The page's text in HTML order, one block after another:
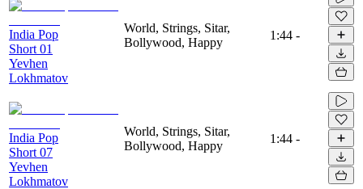
India Pop
Short 01
Yevhen
Lokhmatov
World, Strings, Sitar,
Bollywood, Happy
1:44 -
India Pop
Short 07
Yevhen
Lokhmatov
World, Strings, Sitar,
Bollywood, Happy
1:44 -